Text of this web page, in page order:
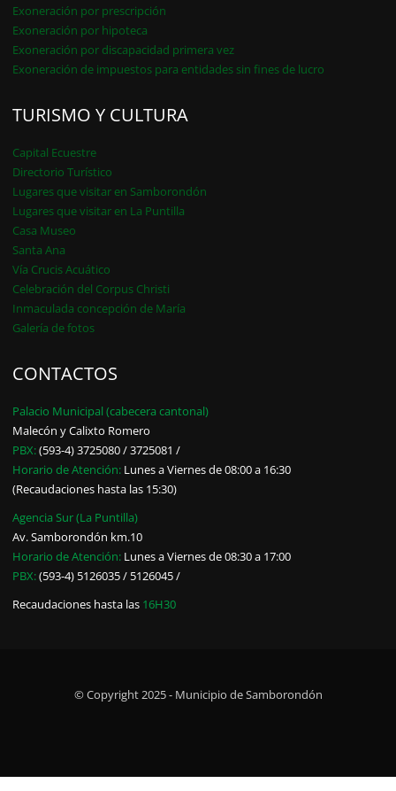
Exoneración por prescripción
Exoneración por hipoteca
Exoneración por discapacidad primera vez
Exoneración de impuestos para entidades sin fines de lucro
TURISMO Y CULTURA
Capital Ecuestre
Directorio Turístico
Lugares que visitar en Samborondón
Lugares que visitar en La Puntilla
Casa Museo
Santa Ana
Vía Crucis Acuático
Celebración del Corpus Christi
Inmaculada concepción de María
Galería de fotos
CONTACTOS
Palacio Municipal (cabecera cantonal)
Malecón y Calixto Romero
PBX:(593-4) 3725080 / 3725081 /
Horario de Atención: Lunes a Viernes de 08:00 a 16:30
(Recaudaciones hasta las 15:30)
Agencia Sur (La Puntilla)
Av. Samborondón km.10
Horario de Atención: Lunes a Viernes de 08:30 a 17:00
PBX:(593-4) 5126035 / 5126045 /
Recaudaciones hasta las 16H30
© Copyright 2025 - Municipio de Samborondón